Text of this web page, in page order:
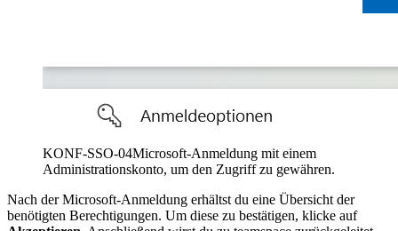
KONF-SSO-04Microsoft-Anmeldung mit einem
Administrationskonto, um den Zugriff zu gewähren.
Nach der Microsoft-Anmeldung erhältst du eine Übersicht der
benötigten Berechtigungen. Um diese zu bestätigen, klicke auf